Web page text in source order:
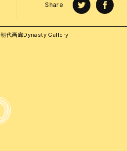
Share
朝代画廊Dynasty Gallery